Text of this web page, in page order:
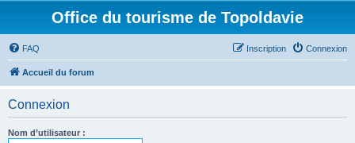
Office du tourisme de Topoldavie
FAQ Connexion
Inscription
Accueil du forum
Connexion
Nom d’utilisateur :